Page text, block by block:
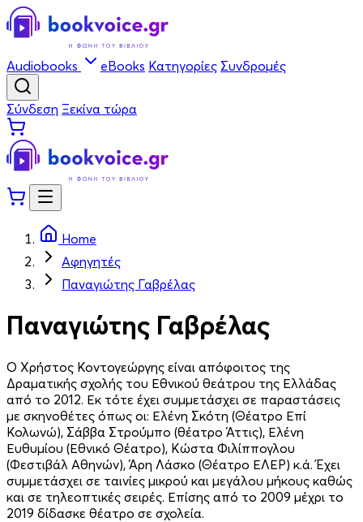
Audiobooks eBooks Κατηγορίες Συνδρομές
Σύνδεση Ξεκίνα τώρα
Home
Αφηγητές
Παναγιώτης Γαβρέλας
Παναγιώτης Γαβρέλας
Ο Χρήστος Κοντογεώργης είναι απόφοιτος της
Δραματικής σχολής του Εθνικού θεάτρου της Ελλάδας
από το 2012. Εκ τότε έχει συμμετάσχει σε παραστάσεις
με σκηνοθέτες όπως οι: Ελένη Σκότη (Θέατρο Επί
Κολωνώ), Σάββα Στρούμπο (θέατρο Άττις), Ελένη
Ευθυμίου (Εθνικό Θέατρο), Κώστα Φιλίππογλου
(Φεστιβάλ Αθηνών), Άρη Λάσκο (Θέατρο ΕΛΕΡ) κ.ά. Έχει
συμμετάσχει σε ταινίες μικρού και μεγάλου μήκους καθώς
και σε τηλεοπτικές σειρές. Επίσης από το 2009 μέχρι το
2019 δίδασκε θέατρο σε σχολεία.